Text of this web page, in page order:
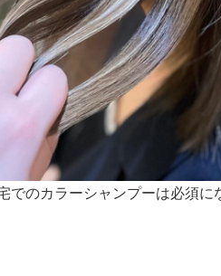
でのカラーシャンプーは必須に